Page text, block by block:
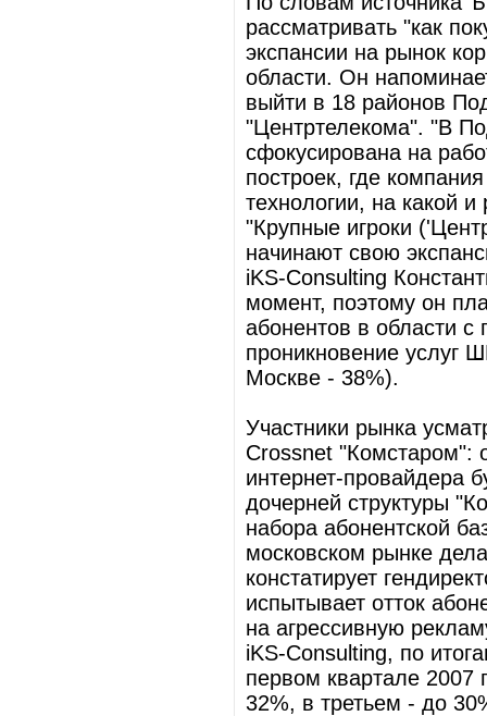
рассматривать "как
экспансии на рынок
области. Он
выйти в 18 районов
"Центртелекома". "В
сфокусирована на
построек, где
технологии, на какой
"Крупные игроки
начинают свою
iKS-Consulting
момент, поэтому он
абонентов в области
проникновение услуг
Москве - 38%).
Участники рынка
Crossnet "Комстаром":
интернет-провайдера
дочерней структуры
набора абонентской
московском рынке
констатирует
испытывает отток
на агрессивную
iKS-Consulting, по
первом квартале 2007
32%, в третьем - до